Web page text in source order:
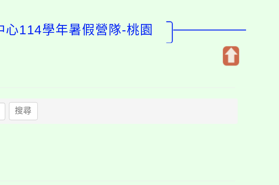
114學年暑假營隊-桃園
搜尋